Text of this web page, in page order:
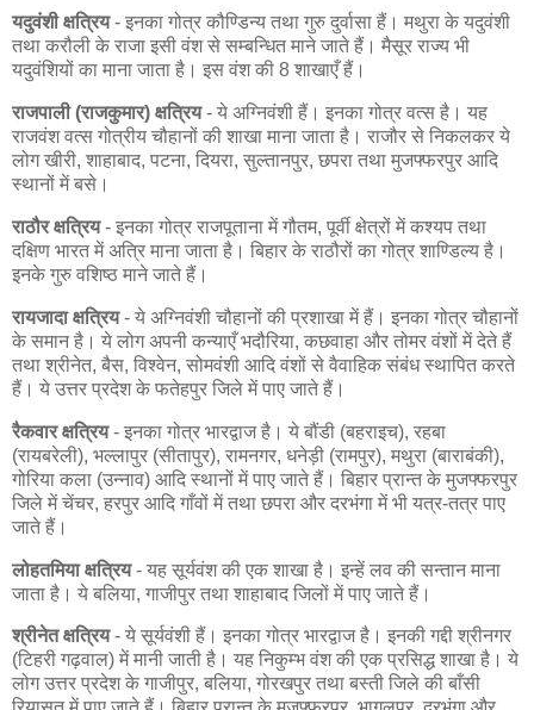
यदुवंशी क्षत्रिय- इनका गोत्र कौण्डिन्य तथा गुरु दुर्वासा हैं। मथुरा के यदुवंशी
तथा करौली के राजा इसी वंश से सम्बन्धित माने जाते हैं। मैसूर राज्य भी
यदुवंशियों का माना जाता है। इस वंश की 8 शाखाएँ हैं।
राजपाली (राजकुमार) क्षत्रिय- ये अग्निवंशी हैं। इनका गोत्र वत्स है। यह
राजवंश वत्स गोत्रीय चौहानों की शाखा माना जाता है। राजौर से निकलकर ये
लोग खीरी, शाहाबाद, पटना, दियरा, सुल्तानपुर, छपरा तथा मुजफ्फरपुर आदि
स्थानों में बसे।
राठौर क्षत्रिय- इनका गोत्र राजपूताना में गौतम, पूर्वी क्षेत्रों में कश्यप तथा
दक्षिण भारत में अत्रि माना जाता है। बिहार के राठौरों का गोत्र शाण्डिल्य है।
इनके गुरु वशिष्ठ माने जाते हैं।
रायजादा क्षत्रिय- ये अग्निवंशी चौहानों की प्रशाखा में हैं। इनका गोत्र चौहानों
के समान है। ये लोग अपनी कन्याएँ भदौरिया, कछवाहा और तोमर वंशों में देते हैं
तथा श्रीनेत, बैस, विश्वेन, सोमवंशी आदि वंशों से वैवाहिक संबंध स्थापित करते
हैं। ये उत्तर प्रदेश के फतेहपुर जिले में पाए जाते हैं।
रैकवार क्षत्रिय- इनका गोत्र भारद्वाज है। ये बौंडी (बहराइच), रहबा
(रायबरेली), भल्लापुर (सीतापुर), रामनगर, धनेड़ी (रामपुर), मथुरा (बाराबंकी),
गोरिया कला (उन्नाव) आदि स्थानों में पाए जाते हैं। बिहार प्रान्त के मुजफ्फरपुर
जिले में चेंचर, हरपुर आदि गाँवों में तथा छपरा और दरभंगा में भी यत्र-तत्र पाए
जाते हैं।
लोहतमिया क्षत्रिय- यह सूर्यवंश की एक शाखा है। इन्हें लव की सन्तान माना
जाता है। ये बलिया, गाजीपुर तथा शाहाबाद जिलों में पाए जाते हैं।
श्रीनेत क्षत्रिय- ये सूर्यवंशी हैं। इनका गोत्र भारद्वाज है। इनकी गद्दी श्रीनगर
(टिहरी गढ़वाल) में मानी जाती है। यह निकुम्भ वंश की एक प्रसिद्ध शाखा है। ये
लोग उत्तर प्रदेश के गाजीपुर, बलिया, गोरखपुर तथा बस्ती जिले की बाँसी